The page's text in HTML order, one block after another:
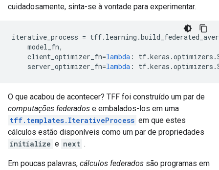
cuidadosamente, sinta-se à vontade para experimentar.
iterative_process = tff. learning .
model_fn,
client_optimizer_fn=lambda : tf.keras .optimizers .
server_optimizer_fn=lambda : tf.keras .optimizers .
O que acabou de acontecer? TFF foi construído um par de
computações federados e embalados-los em uma
tff.templates.IterativeProcess em que estes
cálculos estão disponíveis como um par de propriedades
initialize e next .
Em poucas palavras, cálculos federados são programas em